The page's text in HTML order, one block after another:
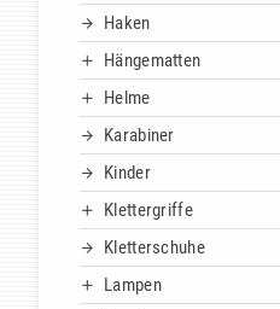
Haken
Hängematten
Helme
Karabiner
Kinder
Klettergriffe
Kletterschuhe
Lampen